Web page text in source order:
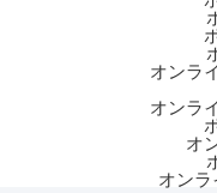
オンラ
オンラ
オ
オン